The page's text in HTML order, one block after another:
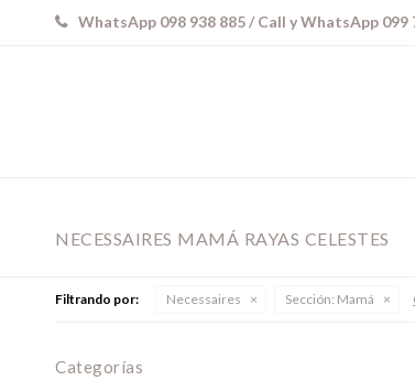
WhatsApp 098 938 885 / Call y WhatsApp 099
NECESSAIRES MAMÁ RAYAS CELESTES
Filtrando por: Necessaires Sección: Mamá
Categorías